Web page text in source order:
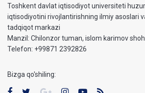
Toshkent davlat iqtisodiyot universiteti
iqtisodiyotini rivojlantirishning ilmiy asoslari
tadqiqot markazi
Manzil: Chilonzor tuman, islom karimov shoh
Telefon: +99871 2392826
Bizga qo'shiling: